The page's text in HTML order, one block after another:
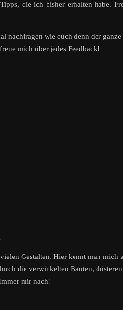
die ich bisher erhalten habe.
nachfragen wie euch denn der
mich über jedes Feedback!
Gestalten. Hier kennt man mich
die verwinkelten Bauten, düsteren
mir nach!